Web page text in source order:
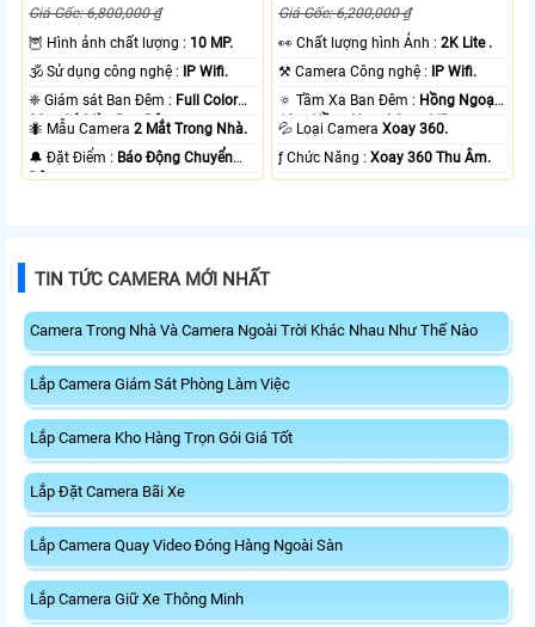
Giá Gốc: 6,800,000 ₫
🦉 Hình ảnh chất lượng : 10 MP.
🕉️ Sử dụng công nghệ :
IP Wifi.
❈ Giám sát Ban Đêm : Full Color
20m Có Màu Ban Ðêm.
🐜 Mẫu Camera2 Mắt Trong Nhà.
️🔔 Đặt Điểm : Báo Động Chuyển
Động.
Giá Gốc: 6,200,000 ₫
️👀 Chất lượng hình Ảnh :2K Lite .
⚒ Camera Công nghệ :
IP Wifi.
🔅 Tầm Xa Ban Đêm : Hồng Ngoại
10m Hồng Ngoại Smart IR.
💦 Loại CameraXoay 360.
️ƒ Chức Năng :Xoay 360 Thu Âm.
TIN TỨC CAMERA MỚI NHẤT
Camera Trong Nhà Và Camera Ngoài Trời Khác Nhau Như Thế Nào
Lắp Camera Giám Sát Phòng Làm Việc
Lắp Camera Kho Hàng Trọn Gói Giá Tốt
Lắp Đặt Camera Bãi Xe
Lắp Camera Quay Video Đóng Hàng Ngoài Sàn
Lắp Camera Giữ Xe Thông Minh